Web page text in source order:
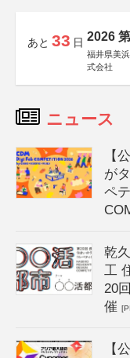
あと 33 日 2026
福井県美
式会社
ニュース
【
が
ペ
乾
工
20
催
【